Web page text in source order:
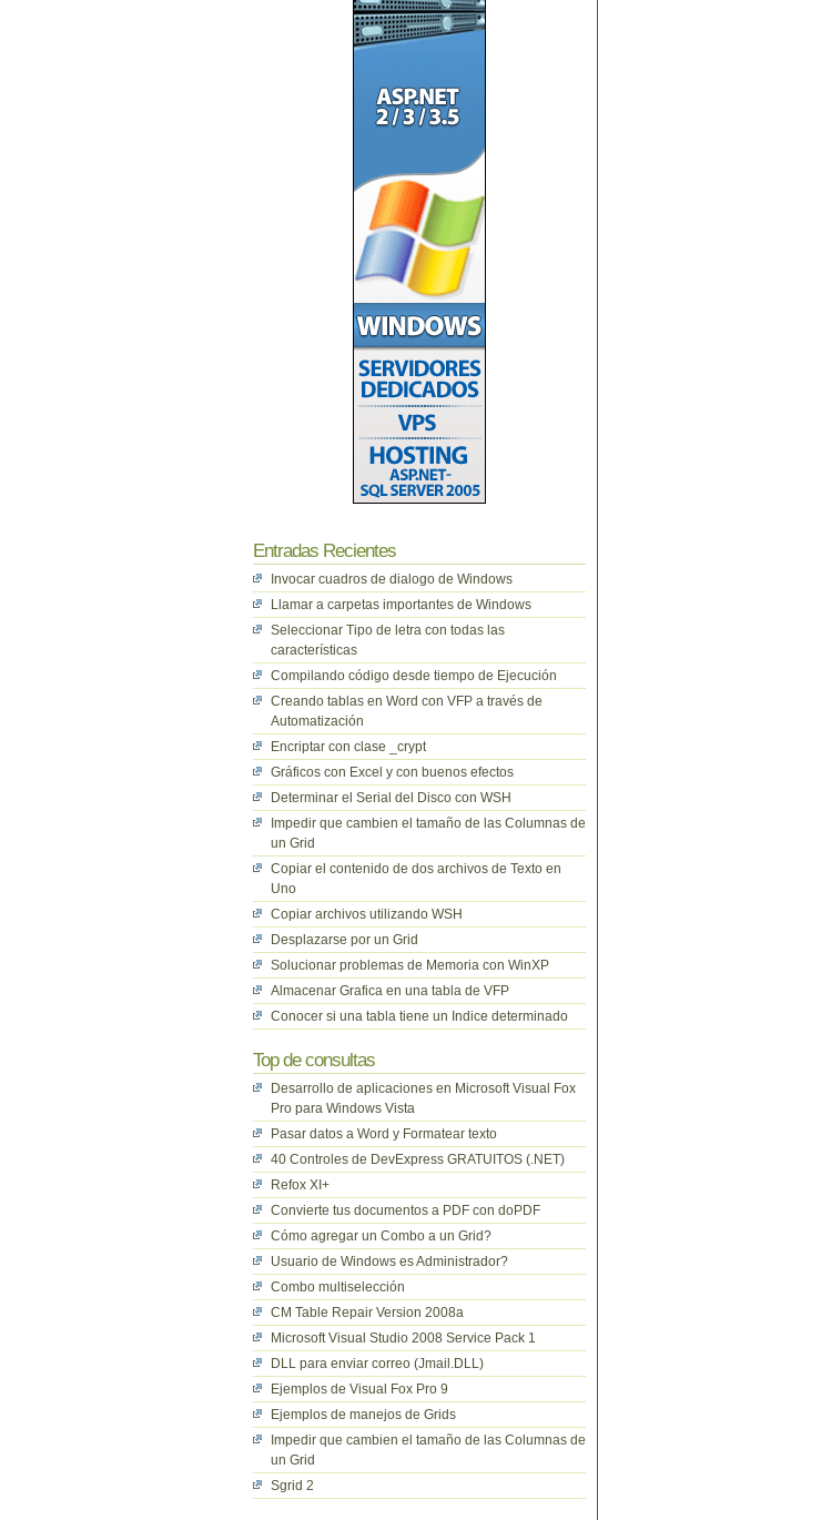
Entradas Recientes
Invocar cuadros de dialogo de Windows
Llamar a carpetas importantes de Windows
Seleccionar Tipo de letra con todas las
características
Compilando código desde tiempo de Ejecución
Creando tablas en Word con VFP a través de
Automatización
Encriptar con clase _crypt
Gráficos con Excel y con buenos efectos
Determinar el Serial del Disco con WSH
Impedir que cambien el tamaño de las Columnas de
un Grid
Copiar el contenido de dos archivos de Texto en
Uno
Copiar archivos utilizando WSH
Desplazarse por un Grid
Solucionar problemas de Memoria con WinXP
Almacenar Grafica en una tabla de VFP
Conocer si una tabla tiene un Indice determinado
Top de consultas
Desarrollo de aplicaciones en Microsoft Visual Fox
Pro para Windows Vista
Pasar datos a Word y Formatear texto
40 Controles de DevExpress GRATUITOS (.NET)
Refox XI+
Convierte tus documentos a PDF con doPDF
Cómo agregar un Combo a un Grid?
Usuario de Windows es Administrador?
Combo multiselección
CM Table Repair Version 2008a
Microsoft Visual Studio 2008 Service Pack 1
DLL para enviar correo (Jmail.DLL)
Ejemplos de Visual Fox Pro 9
Ejemplos de manejos de Grids
Impedir que cambien el tamaño de las Columnas de
un Grid
Sgrid 2